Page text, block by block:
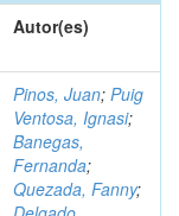
Autor(es)
Pinos, Juan; Puig
Ventosa, Ignasi;
Banegas,
Fernanda;
Quezada, Fanny;